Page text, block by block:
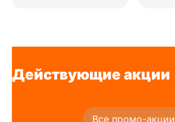
Действующие акции
Все промо-акции